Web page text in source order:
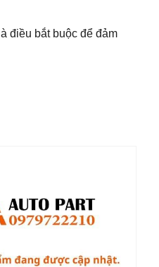
điều bắt buộc để đảm